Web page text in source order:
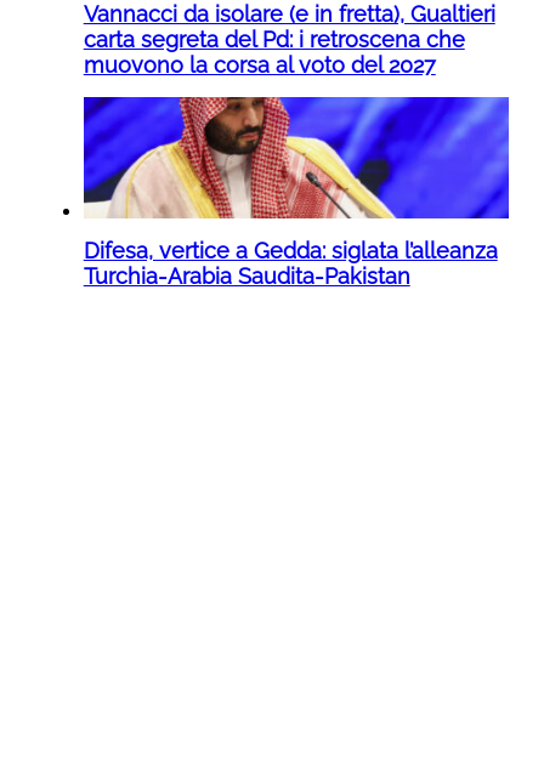
Vannacci da isolare (e in fretta), Gualtieri
carta segreta del Pd: i retroscena che
muovono la corsa al voto del 2027
Difesa, vertice a Gedda: siglata l’alleanza
Turchia-Arabia Saudita-Pakistan